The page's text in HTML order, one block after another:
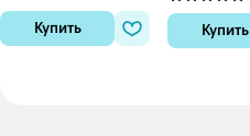
Купить
и ответами
Купить